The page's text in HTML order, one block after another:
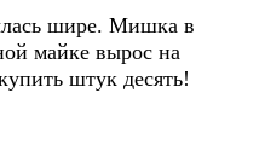
шире. Мишка в
майке вырос на
штук десять!